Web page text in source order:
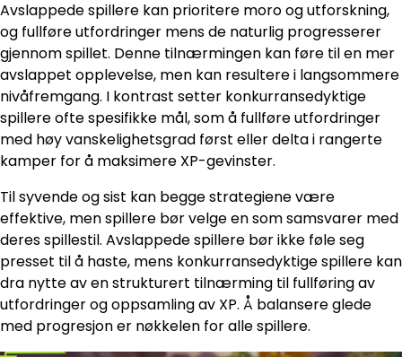
Avslappede spillere kan prioritere moro og utforskning,
og fullføre utfordringer mens de naturlig progresserer
gjennom spillet. Denne tilnærmingen kan føre til en mer
avslappet opplevelse, men kan resultere i langsommere
nivåfremgang. I kontrast setter konkurransedyktige
spillere ofte spesifikke mål, som å fullføre utfordringer
med høy vanskelighetsgrad først eller delta i rangerte
kamper for å maksimere XP-gevinster.
Til syvende og sist kan begge strategiene være
effektive, men spillere bør velge en som samsvarer med
deres spillestil. Avslappede spillere bør ikke føle seg
presset til å haste, mens konkurransedyktige spillere kan
dra nytte av en strukturert tilnærming til fullføring av
utfordringer og oppsamling av XP. Å balansere glede
med progresjon er nøkkelen for alle spillere.